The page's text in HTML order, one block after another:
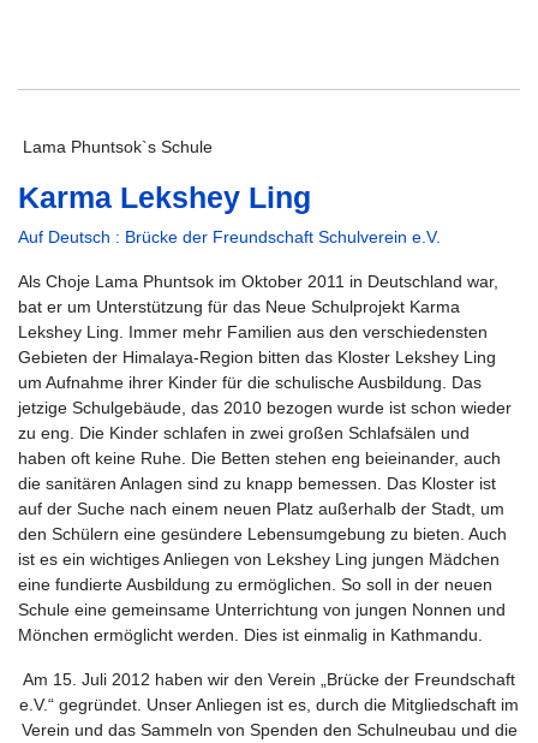
Lama Phuntsok`s Schule
Karma Lekshey Ling
Auf Deutsch : Brücke der Freundschaft Schulverein e.V.
Als Choje Lama Phuntsok im Oktober 2011 in Deutschland war,
bat er um Unterstützung für das Neue Schulprojekt Karma
Lekshey Ling. Immer mehr Familien aus den verschiedensten
Gebieten der Himalaya-Region bitten das Kloster Lekshey Ling
um Aufnahme ihrer Kinder für die schulische Ausbildung. Das
jetzige Schulgebäude, das 2010 bezogen wurde ist schon wieder
zu eng. Die Kinder schlafen in zwei großen Schlafsälen und
haben oft keine Ruhe. Die Betten stehen eng beieinander, auch
die sanitären Anlagen sind zu knapp bemessen. Das Kloster ist
auf der Suche nach einem neuen Platz außerhalb der Stadt, um
den Schülern eine gesündere Lebensumgebung zu bieten. Auch
ist es ein wichtiges Anliegen von Lekshey Ling jungen Mädchen
eine fundierte Ausbildung zu ermöglichen. So soll in der neuen
Schule eine gemeinsame Unterrichtung von jungen Nonnen und
Mönchen ermöglicht werden. Dies ist einmalig in Kathmandu.
Am 15. Juli 2012 haben wir den Verein „Brücke der Freundschaft
e.V.“ gegründet. Unser Anliegen ist es, durch die Mitgliedschaft im
Verein und das Sammeln von Spenden den Schulneubau und die